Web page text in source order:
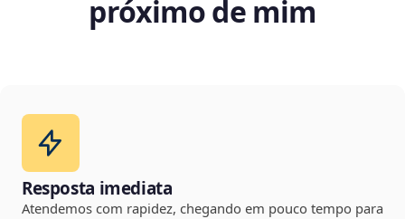
próximo de mim
Resposta imediata
Atendemos com rapidez, chegando em pouco tempo para